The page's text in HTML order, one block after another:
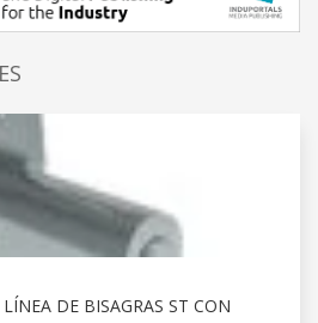
DE BISAGRAS ST CON